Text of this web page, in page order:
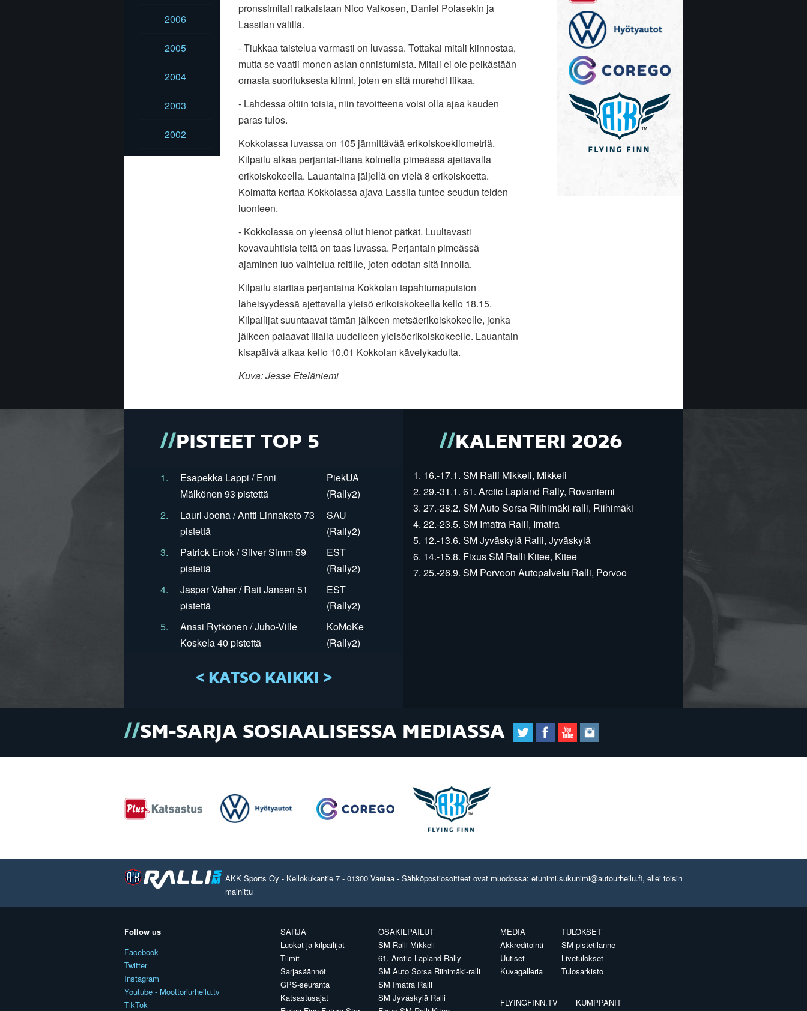
2006
2005
2004
2003
2002
pronssimitali ratkaistaan Nico Valkosen, Daniel Polasekin ja
Lassilan välillä.
- Tiukkaa taistelua varmasti on luvassa. Tottakai mitali kiinnostaa,
mutta se vaatii monen asian onnistumista. Mitali ei ole pelkästään
omasta suorituksesta kiinni, joten en sitä murehdi liikaa.
- Lahdessa oltiin toisia, niin tavoitteena voisi olla ajaa kauden
paras tulos.
Kokkolassa luvassa on 105 jännittävää erikoiskoekilometriä.
Kilpailu alkaa perjantai-iltana kolmella pimeässä ajettavalla
erikoiskokeella. Lauantaina jäljellä on vielä 8 erikoiskoetta.
Kolmatta kertaa Kokkolassa ajava Lassila tuntee seudun teiden
luonteen.
- Kokkolassa on yleensä ollut hienot pätkät. Luultavasti
kovavauhtisia teitä on taas luvassa. Perjantain pimeässä
ajaminen luo vaihtelua reitille, joten odotan sitä innolla.
Kilpailu starttaa perjantaina Kokkolan tapahtumapuiston
läheisyydessä ajettavalla yleisö erikoiskokeella kello 18.15.
Kilpailijat suuntaavat tämän jälkeen metsäerikoiskokeelle, jonka
jälkeen palaavat illalla uudelleen yleisöerikoiskokeelle. Lauantain
kisapäivä alkaa kello 10.01 Kokkolan kävelykadulta.
Kuva: Jesse Eteläniemi
PISTEET TOP 5
1.
Esapekka Lappi / Enni
Mälkönen 93 pistettä
PiekUA
(Rally2)
2.
Lauri Joona / Antti Linnaketo 73
pistettä
SAU
(Rally2)
3.
Patrick Enok / Silver Simm 59
pistettä
EST
(Rally2)
4.
Jaspar Vaher / Rait Jansen 51
pistettä
EST
(Rally2)
5.
Anssi Rytkönen / Juho-Ville
Koskela 40 pistettä
KoMoKe
(Rally2)
< KATSO KAIKKI >
KALENTERI 2026
1. 16.-17.1. SM Ralli Mikkeli, Mikkeli
2. 29.-31.1. 61. Arctic Lapland Rally, Rovaniemi
3. 27.-28.2. SM Auto Sorsa Riihimäki-ralli, Riihimäki
4. 22.-23.5. SM Imatra Ralli, Imatra
5. 12.-13.6. SM Jyväskylä Ralli, Jyväskylä
6. 14.-15.8. Fixus SM Ralli Kitee, Kitee
7. 25.-26.9. SM Porvoon Autopalvelu Ralli, Porvoo
SM-SARJA SOSIAALISESSA MEDIASSA
AKK Sports Oy - Kellokukantie 7 - 01300 Vantaa - Sähköpostiosoitteet ovat muodossa: etunimi.sukunimi@autourheilu.fi, ellei toisin
mainittu
Follow us
Facebook
Twitter
Instagram
Youtube - Moottoriurheilu.tv
TikTok
SARJA
Luokat ja kilpailijat
Tiimit
Sarjasäännöt
GPS-seuranta
Katsastusajat
OSAKILPAILUT
SM Ralli Mikkeli
61. Arctic Lapland Rally
SM Auto Sorsa Riihimäki-ralli
SM Imatra Ralli
SM Jyväskylä Ralli
MEDIA
Akkreditointi
Uutiset
Kuvagalleria
TULOKSET
SM-pistetilanne
Livetulokset
Tulosarkisto
FLYINGFINN.TV
KUMPPANIT